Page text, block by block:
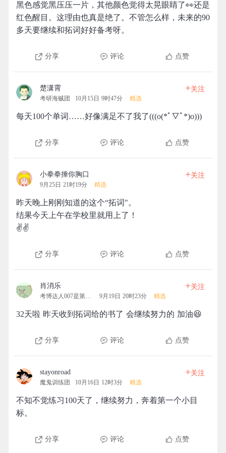
黑色感觉黑压压一片，其他颜色觉得太晃眼睛了👀还是
红色醒目。这理由也真是绝了。不管怎么样，未来的90
多天要继续和拓词好好备考呀。
分享 评论 点赞
楚潇霄
考研海贼团 10月15日 9时47分 精选
+关注
每天100个单词……好像满足不了我了(((o(*ﾟ▽ﾟ*)o)))
分享 评论 点赞
小拳拳捶你胸口
9月25日 21时19分 精选
+关注
昨天晚上刚刚知道的这个“拓词"。
结果今天上午在学校里就用上了！
✌✌
分享 评论 点赞
肖消乐
考博达人007是第一名的团 9月19日 20时23分 精选
+关注
32天啦 昨天收到拓词给的书了 会继续努力的 加油😆
分享 评论 点赞
stayonroad
魔鬼训练团 10月16日 12时3分 精选
+关注
不知不觉练习100天了，继续努力，奔着第一个小目
标。
分享 评论 点赞